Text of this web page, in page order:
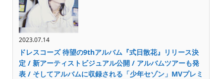
2023.07.14
ドレスコーズ 待望の9thアルバム『式日散花』リリース決
定 / 新アーティストビジュアル公開 / アルバムツアーも発
表 / そしてアルバムに収録される「少年セゾン」MVプレミ